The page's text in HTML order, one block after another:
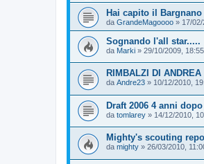
Hai capito il Bargnano
da GrandeMagoooo » 17/
Sognando l'all star.....
da Marki » 29/10/2009, 18:55
RIMBALZI DI ANDREA
da Andre23 » 10/12/2010,
Draft 2006 4 anni dopo
da tomlarey » 14/12/2010,
Mighty's scouting
da mighty » 26/03/2010,